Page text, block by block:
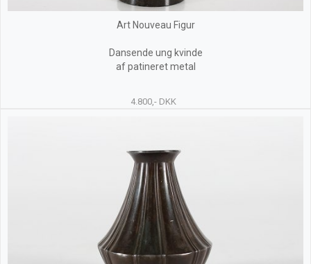
Art Nouveau Figur
Dansende ung kvinde
af patineret metal
4.800,- DKK